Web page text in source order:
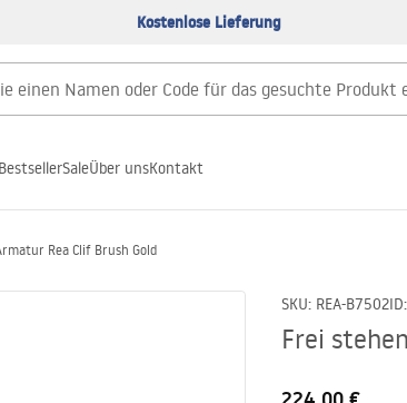
Kostenlose Lieferung
BestsellerSaleÜber unsKontakt
Rea Clif Brush Gold
SKU: REA-B7502ID:
Frei